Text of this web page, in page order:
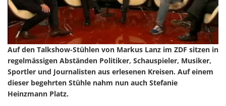
Auf den Talkshow-Stühlen von Markus Lanz im ZDF sitzen in
regelmässigen Abständen Politiker, Schauspieler, Musiker,
Sportler und Journalisten aus erlesenen Kreisen. Auf einem
dieser begehrten Stühle nahm nun auch Stefanie
Heinzmann Platz.